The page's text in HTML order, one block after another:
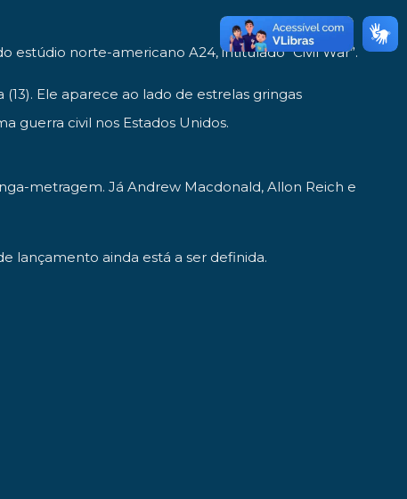
norte-americano A24, intitulado “Civil War”.
Ele aparece ao lado de estrelas gringas
guerra civil nos Estados Unidos.
metragem. Já Andrew Macdonald, Allon Reich e
lançamento ainda está a ser definida.